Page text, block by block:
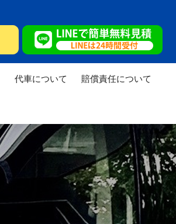
代車について 賠償責任について